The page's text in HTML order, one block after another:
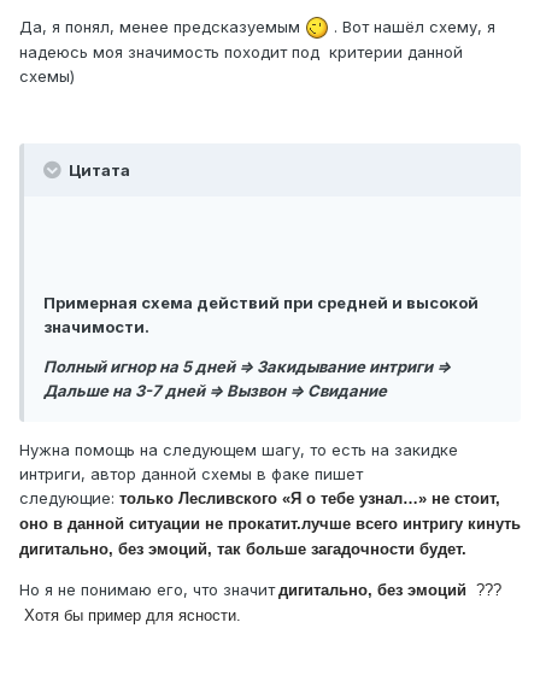
Да, я понял, менее предсказуемым
. Вот нашёл схему, я
надеюсь моя значимость походит под критерии данной
схемы)
Цитата
Примерная схема действий при средней и высокой
значимости.
Полный игнор на 5 дней => Закидывание интриги =>
Дальше на 3-7 дней => Вызвон => Свидание
Нужна помощь на следующем шагу, то есть на закидке
интриги, автор данной схемы в факе пишет
следующие: только Лесливского «Я о тебе узнал…» не стоит,
оно в данной ситуации не прокатит.лучше всего интригу кинуть
дигитально, без эмоций, так больше загадочности будет.
Но я не понимаю его, что значит дигитально, без эмоций ???
Хотя бы пример для ясности.